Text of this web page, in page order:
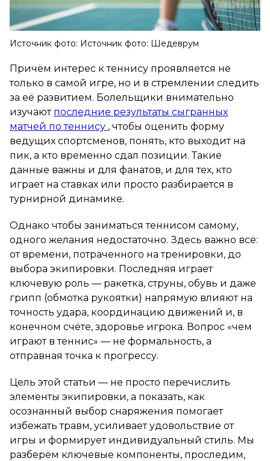
Источник фото: Источник фото: Шедеврум
Причём интерес к теннису проявляется не
только в самой игре, но и в стремлении следить
за её развитием. Болельщики внимательно
изучают последние результаты сыгранных
матчей по теннису , чтобы оценить форму
ведущих спортсменов, понять, кто выходит на
пик, а кто временно сдал позиции. Такие
данные важны и для фанатов, и для тех, кто
играет на ставках или просто разбирается в
турнирной динамике.
Однако чтобы заниматься теннисом самому,
одного желания недостаточно. Здесь важно всё:
от времени, потраченного на тренировки, до
выбора экипировки. Последняя играет
ключевую роль — ракетка, струны, обувь и даже
грипп (обмотка рукоятки) напрямую влияют на
точность удара, координацию движений и, в
конечном счёте, здоровье игрока. Вопрос «чем
играют в теннис» — не формальность, а
отправная точка к прогрессу.
Цель этой статьи — не просто перечислить
элементы экипировки, а показать, как
осознанный выбор снаряжения помогает
избежать травм, усиливает удовольствие от
игры и формирует индивидуальный стиль. Мы
разберём ключевые компоненты, проследим,